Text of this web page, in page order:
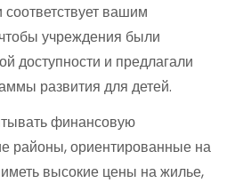
вашим
учреждения были
доступности и предлагали
развития для детей.
финансовую
районы, ориентированные на
высокие цены на жилье,